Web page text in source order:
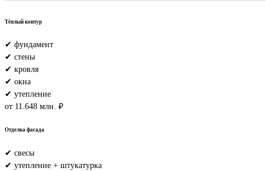
Тёплый контур
✔ фундамент
✔ стены
✔ кровля
✔ окна
✔ утепление
от 11.648 млн. ₽
Отделка фасада
✔ свесы
✔ утепление + штукатурка